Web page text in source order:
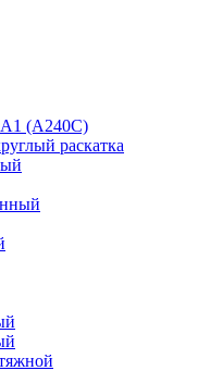
А1 (А240C)
раскатка